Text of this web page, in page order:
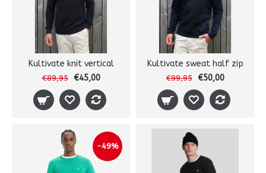
Kultivate knit vertical
€89,95 €45,00
Kultivate sweat half zip
€99,95 €50,00
-49%